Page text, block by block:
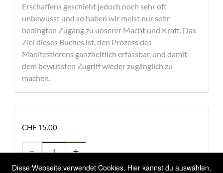
Erschaffens geschieht jedoch noch sehr oft
unbewusst und so haben wir meist nur sehr
bedingten Zugang zu unserer Macht und Kraft. Das
Ziel dieses Buches ist, den Prozess des
Manifestierens ganzheitlich erfassbar, und damit
dem bewussten Zugriff wieder zugänglich zu
machen.
CHF 15.00
Diese Webseite verwendet Cookies. Hier kannst du auswählen,